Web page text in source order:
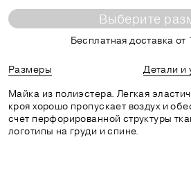
Выберите
Бесплатная доставка от
Размеры
Детали и
Майка из полиэстера. Легкая
кроя хорошо пропускает воздух и
счет перфорированной структуры
логотипы на груди и спине.